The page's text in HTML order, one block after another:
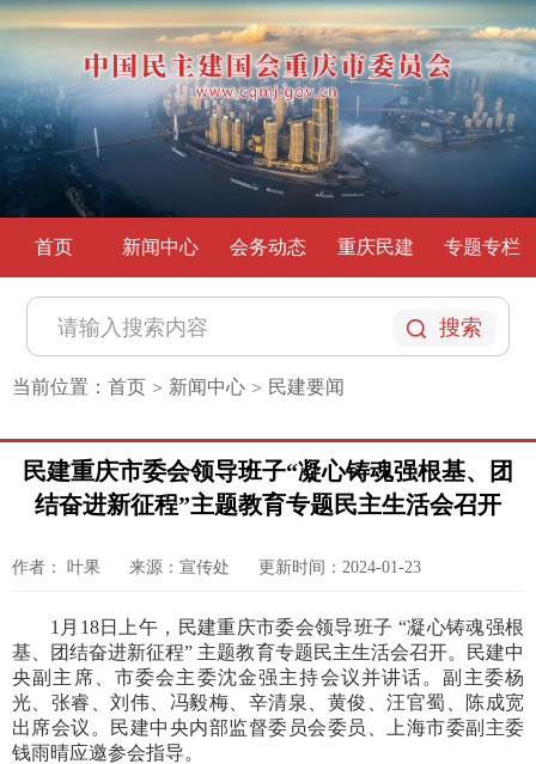
首页 新闻中心 会务动态 重庆民建 专题专栏
搜索
当前位置： 首页 > 新闻中心 > 民建要闻
民建重庆市委会领导班子“凝心铸魂强根基、团
结奋进新征程”主题教育专题民主生活会召开
作者： 叶果 来源：宣传处 更新时间：2024-01-23
1月18日上午，民建重庆市委会领导班子 “凝心铸魂强根
基、团结奋进新征程” 主题教育专题民主生活会召开。民建中
央副主席、市委会主委沈金强主持会议并讲话。副主委杨
光、张睿、刘伟、冯毅梅、辛清泉、黄俊、汪官蜀、陈成宽
出席会议。民建中央内部监督委员会委员、上海市委副主委
钱雨晴应邀参会指导。